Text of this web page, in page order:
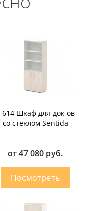
614 Шкаф для док-ов
со стеклом Sentida
от 47 080 руб.